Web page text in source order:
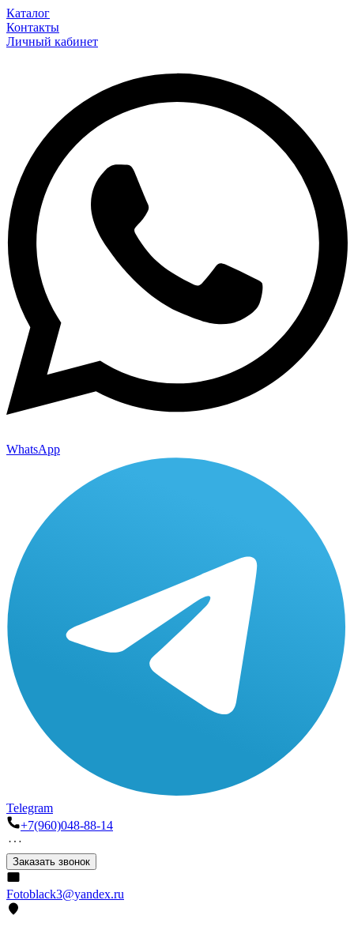
Каталог
Контакты
Личный кабинет
WhatsApp
Telegram
+7(960)048-88-14
Заказать звонок
Fotoblack3@yandex.ru